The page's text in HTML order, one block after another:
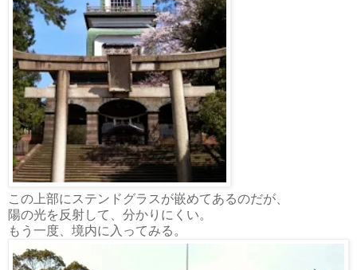
この上部にステンドグラスが嵌めてあるのだが、
陽の光を反射して、分かりにくい。
もう一度、境内に入ってみる。